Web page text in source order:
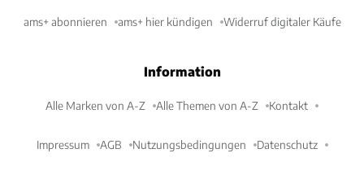
ams+ abonnieren ams+ hier kündigen Widerruf digitaler Käufe
Information
Alle Marken von A-Z Alle Themen von A-Z Kontakt
Impressum AGB Nutzungsbedingungen Datenschutz